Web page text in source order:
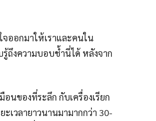
จออกมาให้เราและคนใน
ถึงความบอบช้ำนี่ได้ หลังจาก
นของที่ระลึก กับเครื่องเรียก
ะเวลายาวนานมามากกว่า 30-